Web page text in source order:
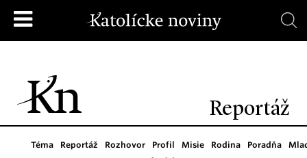
Reportáž
Téma Reportáž Rozhovor Profil Misie Rodina Poradňa